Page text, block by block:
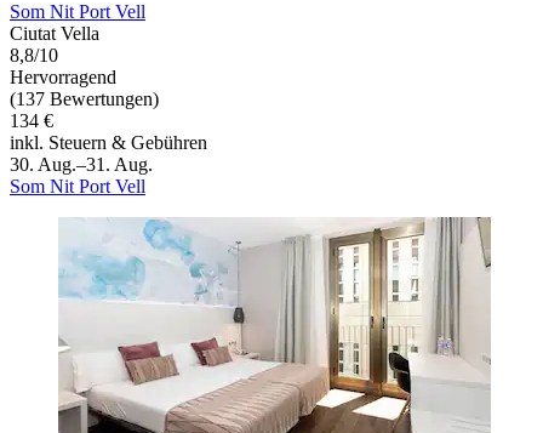
Som Nit Port Vell
Ciutat Vella
8,8/10
Hervorragend
(137 Bewertungen)
134 €
inkl. Steuern & Gebühren
30. Aug.–31. Aug.
Som Nit Port Vell